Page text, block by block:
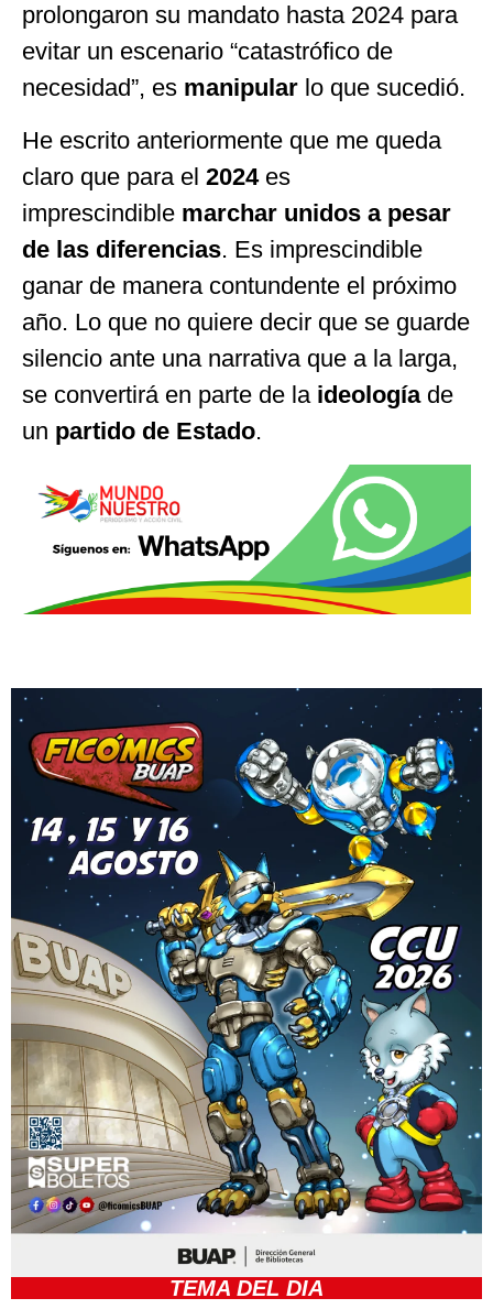
prolongaron su mandato hasta 2024 para
evitar un escenario “catastrófico de
necesidad”, es manipular lo que sucedió.
He escrito anteriormente que me queda
claro que para el 2024 es
imprescindible marchar unidos a pesar
de las diferencias. Es imprescindible
ganar de manera contundente el próximo
año. Lo que no quiere decir que se guarde
silencio ante una narrativa que a la larga,
se convertirá en parte de la ideología de
un partido de Estado.
TEMA DEL DIA